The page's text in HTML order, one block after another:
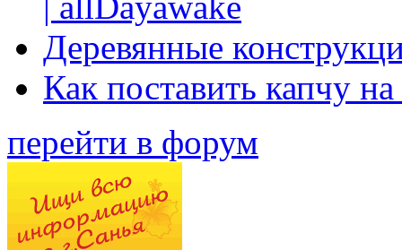
Деревянные
Как поставить капчу
перейти в форум